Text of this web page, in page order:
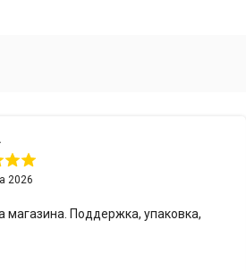
2026
магазина. Поддержка, упаковка,